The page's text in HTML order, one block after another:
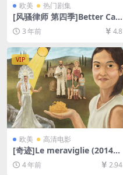
欧美 热门剧集
[风骚律师 第四季]Better Call
Saul Season 4 (2018)[百度网
盘+迅雷云盘+阿里云盘资源10
80P超清未删减][MP4/13GB]
[中英字幕]
3 年前 4.8
VIP
欧美 高清电影
[奇迹]Le meraviglie (2014)
[百度网盘+迅雷云盘资源1080
P超清未删减][MP4/6GB][中
4 年前 2.94